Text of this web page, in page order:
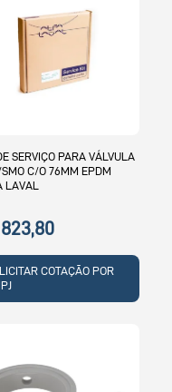
SERVIÇO PARA VÁLVULA
C/O 76MM EPDM
LAVAL
COTAÇÃO POR